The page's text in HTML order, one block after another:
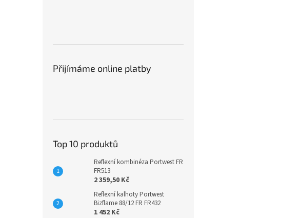
Přijímáme online platby
Top 10 produktů
Reflexní kombinéza Portwest FR
FR513
2 359,50 Kč
Reflexní kalhoty Portwest
Bizflame 88/12 FR FR432
1 452 Kč